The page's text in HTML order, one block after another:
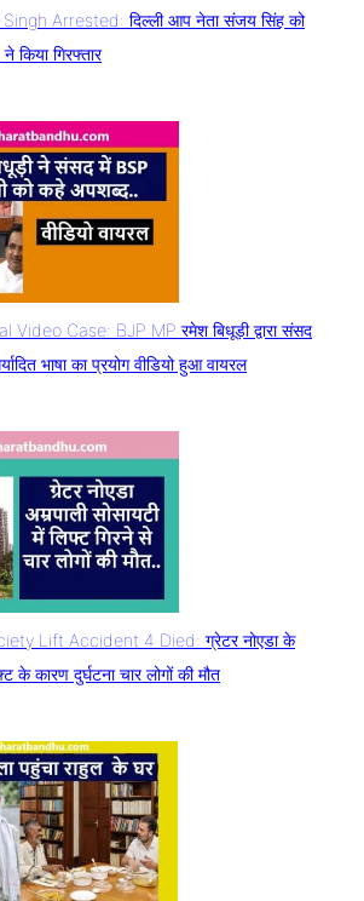
Arrested: दिल्ली आप नेता संजय सिंह को
किया गिरफ्तार
Case: BJP MP रमेश बिधूड़ी द्वारा संसद
भाषा का प्रयोग वीडियो हुआ वायरल
Lift Accident 4 Died: ग्रेटर नोएडा के
के कारण दुर्घटना चार लोगों की मौत